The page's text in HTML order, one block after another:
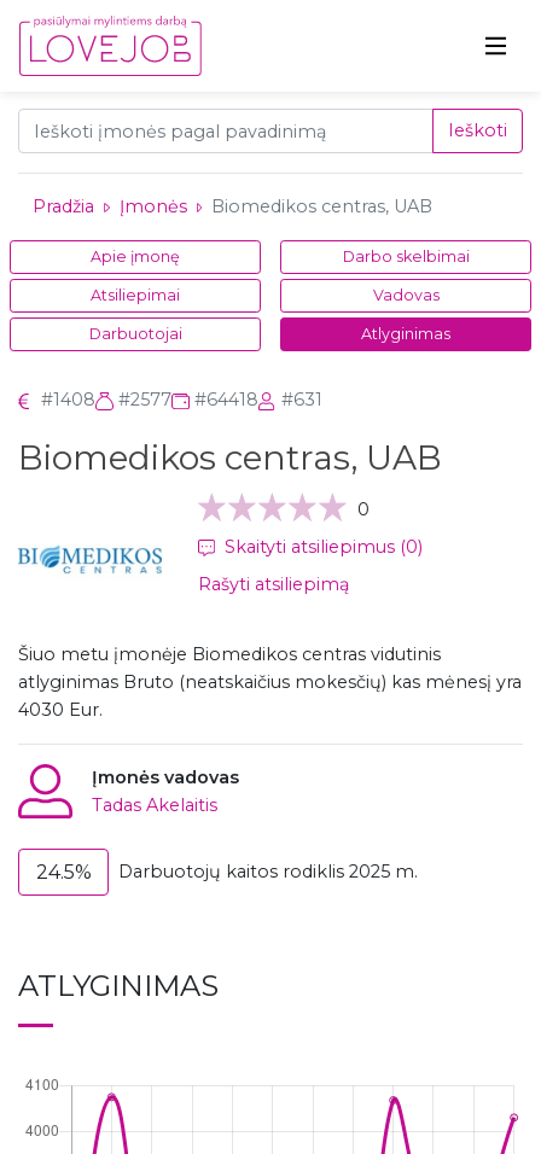
Ieškoti
Pradžia Įmonės Biomedikos centras, UAB
Apie įmonę Darbo skelbimai
Atsiliepimai Vadovas
Darbuotojai Atlyginimas
#1408 #2577 #64418 #631
Biomedikos centras, UAB
0
Skaityti atsiliepimus (0)
Rašyti atsiliepimą
Šiuo metu įmonėje Biomedikos centras vidutinis
atlyginimas Bruto (neatskaičius mokesčių) kas mėnesį yra
4030 Eur.
Įmonės vadovas
Tadas Akelaitis
24.5% Darbuotojų kaitos rodiklis 2025 m.
ATLYGINIMAS